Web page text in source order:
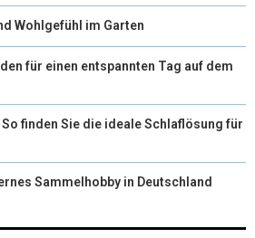
Wohlgefühl im Garten
für einen entspannten Tag auf dem
finden Sie die ideale Schlaflösung für
Sammelhobby in Deutschland